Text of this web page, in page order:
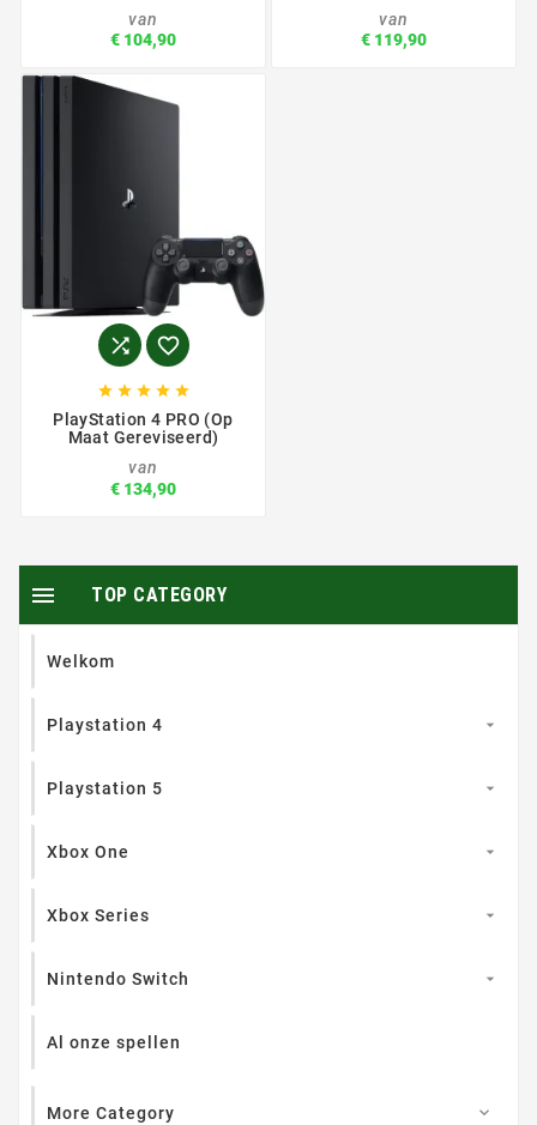
van
€ 104,90
van
€ 119,90
 
    
PlayStation 4 PRO (op
Maat Gereviseerd)
van
€ 134,90
TOP CATEGORY

Welkom
Playstation 4 
Playstation 5 
Xbox One 
Xbox Series 
Nintendo Switch 
Al onze spellen
More Category 